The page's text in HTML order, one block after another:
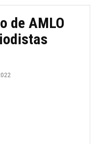
de AMLO